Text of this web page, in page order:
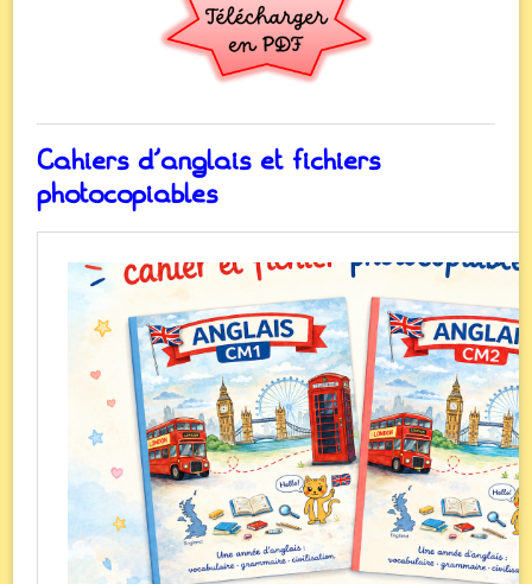
Cahiers d’anglais et fichiers
photocopiables